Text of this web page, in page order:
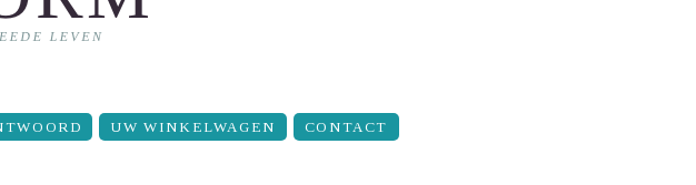
UW WINKELWAGEN CONTACT